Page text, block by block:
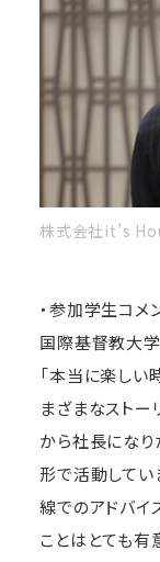
株式会社it’s
・参加学生コメ
国際基督教大
「本当に楽しい
まざまなストー
から社長になり
形で活動してい
線でのアドバイ
ことはとても有